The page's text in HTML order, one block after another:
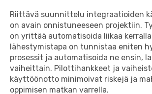
Riittävä suunnittelu integraatioiden
on avain onnistuneeseen projektiin.
on yrittää automatisoida liikaa
lähestymistapa on tunnistaa eniten
prosessit ja automatisoida ne ensin,
vaiheittain. Pilottihankkeet ja
käyttöönotto minimoivat riskejä ja
oppimisen matkan varrella.